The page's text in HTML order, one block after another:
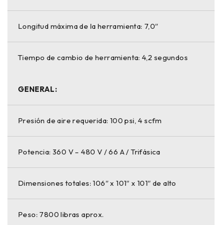
Longitud máxima de la herramienta: 7,0″
Tiempo de cambio de herramienta: 4,2 segundos
GENERAL:
Presión de aire requerida: 100 psi, 4 scfm
Potencia: 360 V – 480 V / 66 A / Trifásica
Dimensiones totales: 106″ x 101″ x 101″ de alto
Peso: 7800 libras aprox.